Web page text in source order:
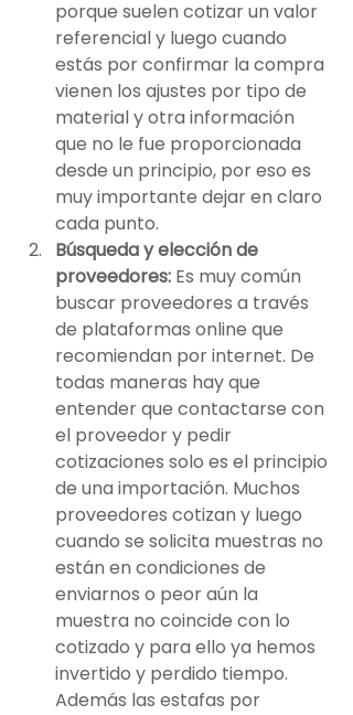
porque suelen cotizar un valor
referencial y luego cuando
estás por confirmar la compra
vienen los ajustes por tipo de
material y otra información
que no le fue proporcionada
desde un principio, por eso es
muy importante dejar en claro
cada punto.
Búsqueda y elección de
proveedores: Es muy común
buscar proveedores a través
de plataformas online que
recomiendan por internet. De
todas maneras hay que
entender que contactarse con
el proveedor y pedir
cotizaciones solo es el principio
de una importación. Muchos
proveedores cotizan y luego
cuando se solicita muestras no
están en condiciones de
enviarnos o peor aún la
muestra no coincide con lo
cotizado y para ello ya hemos
invertido y perdido tiempo.
Además las estafas por